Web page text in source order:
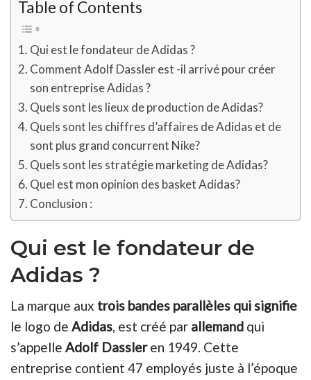
Table of Contents
Qui est le fondateur de Adidas ?
Comment Adolf Dassler est -il arrivé pour créer
son entreprise Adidas ?
Quels sont les lieux de production de Adidas?
Quels sont les chiffres d’affaires de Adidas et de
sont plus grand concurrent Nike?
Quels sont les stratégie marketing de Adidas?
Quel est mon opinion des basket Adidas?
Conclusion :
Qui est le fondateur de
Adidas ?
La marque aux trois bandes parallèles qui signifie
le logo de Adidas, est créé par allemand qui
s’appelle Adolf Dassleren 1949. Cette
entreprise contient 47 employés juste à l’époque